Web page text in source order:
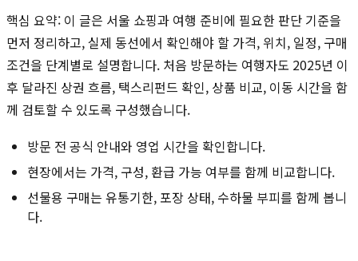
핵심 요약: 이 글은 서울 쇼핑과 여행 준비에 필요한 판단 기준을
먼저 정리하고, 실제 동선에서 확인해야 할 가격, 위치, 일정, 구매
조건을 단계별로 설명합니다. 처음 방문하는 여행자도 2025년 이
후 달라진 상권 흐름, 택스리펀드 확인, 상품 비교, 이동 시간을 함
께 검토할 수 있도록 구성했습니다.
방문 전 공식 안내와 영업 시간을 확인합니다.
현장에서는 가격, 구성, 환급 가능 여부를 함께 비교합니다.
선물용 구매는 유통기한, 포장 상태, 수하물 부피를 함께 봅니
다.